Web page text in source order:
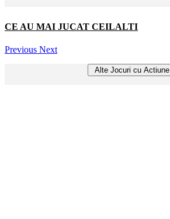
CE AU MAI JUCAT CEILALTI
Previous Next
Alte Jocuri cu Actiune